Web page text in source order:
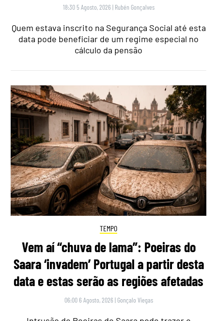
18:30 5 Agosto, 2026 | Rubén Gonçalves
Quem estava inscrito na Segurança Social até esta
data pode beneficiar de um regime especial no
cálculo da pensão
TEMPO
Vem aí “chuva de lama”: Poeiras do
Saara ‘invadem’ Portugal a partir desta
data e estas serão as regiões afetadas
06:00 6 Agosto, 2026 | Gonçalo Viegas